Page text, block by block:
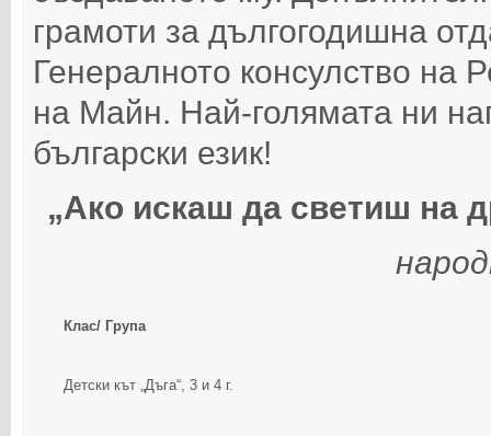
грамоти за дългогодишна
Генералното консулство на
на Майн. Най-голямата ни
български език!
„Ако искаш да светиш на
Клас/ Група
Детски кът „Дъга“, 3 и 4 г.